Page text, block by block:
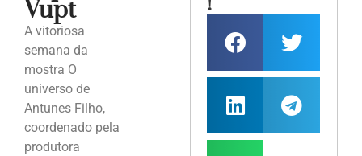
Vupt
A vitoriosa
semana da
mostra O
universo de
Antunes Filho,
coordenado pela
produtora